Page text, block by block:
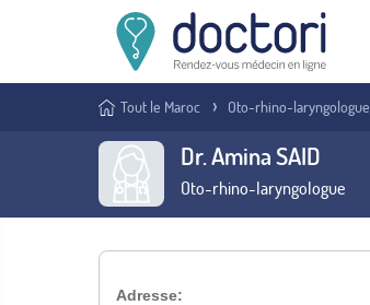
Tout le Maroc Oto-rhino-laryngologue
Dr. Amina SAID
Oto-rhino-laryngologue
Adresse: